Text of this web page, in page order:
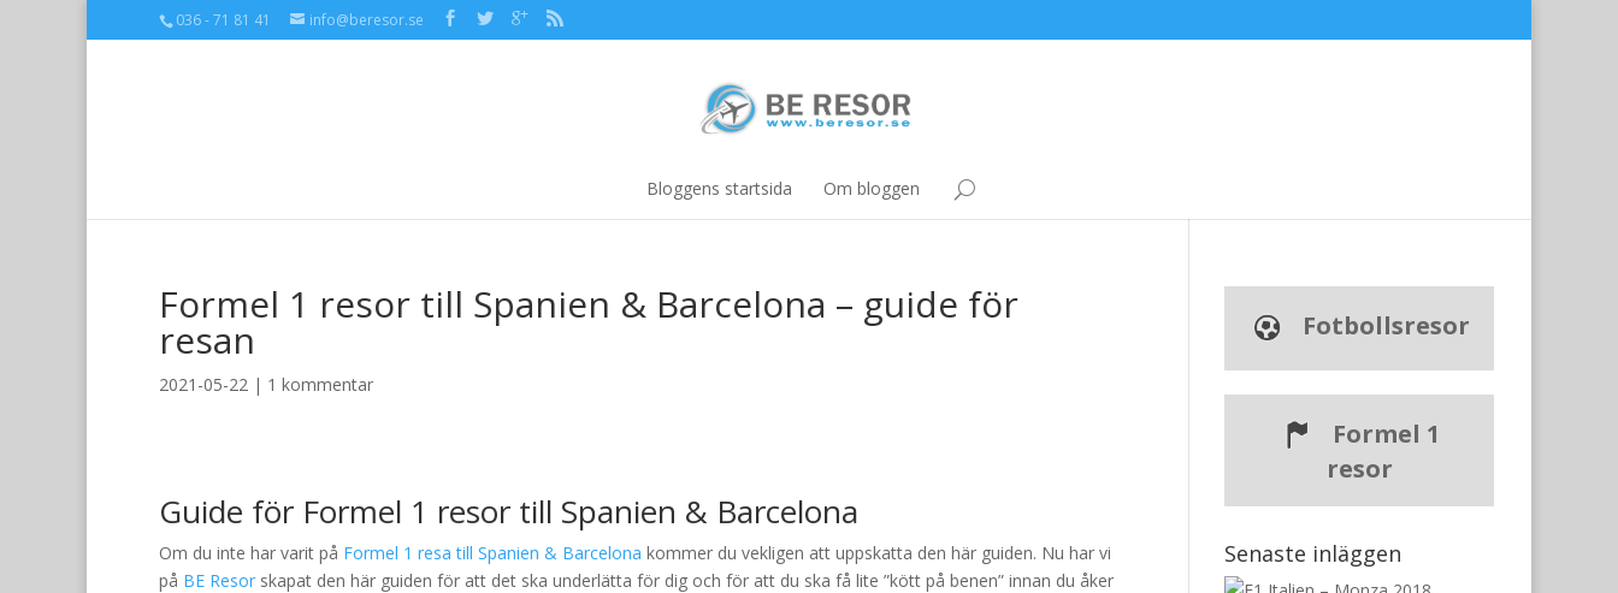
036 - 71 81 41 info@beresor.se
Bloggens startsida Om bloggen
Formel 1 resor till Spanien & Barcelona – guide för
resan
2021-05-22 | 1 kommentar
Guide för Formel 1 resor till Spanien & Barcelona
Om du inte har varit på Formel 1 resa till Spanien & Barcelona kommer du vekligen att uppskatta den här guiden. Nu har vi
på BE Resor skapat den här guiden för att det ska underlätta för dig och för att du ska få lite ”kött på benen” innan du åker
Fotbollsresor
Formel 1
resor
Senaste inläggen